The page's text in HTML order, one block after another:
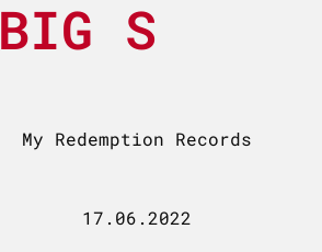
BIG S
My Redemption Records
17.06.2022